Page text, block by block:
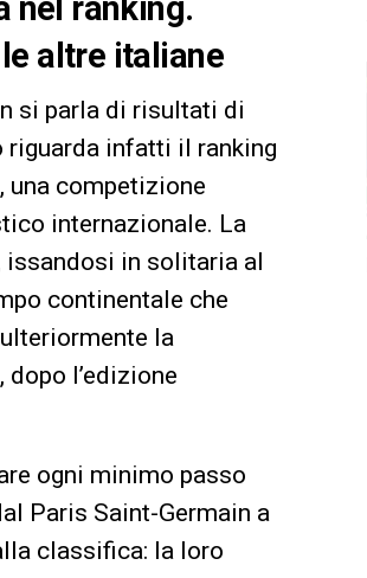
altre italiane
si parla di risultati di
riguarda infatti il ranking
una competizione
internazionale. La
issandosi in solitaria al
continentale che
la
l’edizione
ogni minimo passo
Paris Saint-Germain a
classifica: la loro